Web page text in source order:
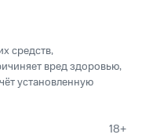
средств,
вред здоровью,
установленную
18+